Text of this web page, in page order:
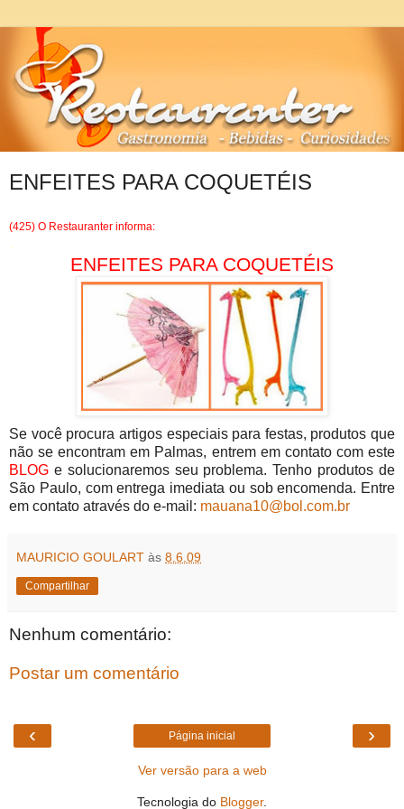
ENFEITES PARA COQUETÉIS
(425) O Restauranter informa:
.
ENFEITES PARA COQUETÉIS
Se você procura artigos especiais para festas, produtos que
não se encontram em Palmas, entrem em contato com este
BLOG e solucionaremos seu problema. Tenho produtos de
São Paulo, com entrega imediata ou sob encomenda. Entre
em contato através do e-mail: mauana10@bol.com.br
MAURICIO GOULART às 8.6.09
Compartilhar
Nenhum comentário:
Postar um comentário
‹ ›
Página inicial
Ver versão para a web
Tecnologia do Blogger.